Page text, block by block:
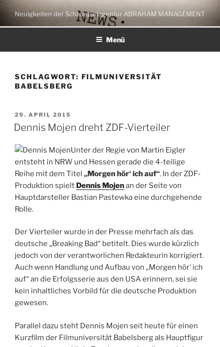
Zum
Inhalt
springen
Neuigkeiten der Schauspielagentur ABRAHAM MANAGEMENT
Menü
SCHLAGWORT: FILMUNIVERSITÄT
BABELSBERG
VERÖFFENTLICHT
AM
29. APRIL 2015
Dennis Mojen dreht ZDF-Vierteiler
Unter der Regie von Martin Eigler
entsteht in NRW und Hessen gerade die 4-teilige
Reihe mit dem Titel „Morgen hör‘ ich auf“. In der ZDF-
Produktion spielt Dennis Mojenan der Seite von
Hauptdarsteller Bastian Pastewka eine durchgehende
Rolle.
Der Vierteiler wurde in der Presse mehrfach als das
deutsche „Breaking Bad“ betitelt. Dies wurde kürzlich
jedoch von der verantworlichen Redakteurin korrigiert.
Auch wenn Handlung und Aufbau von „Morgen hör‘ ich
auf“ an die Erfolgsserie aus den USA erinnern, sei sie
kein inhaltliches Vorbild für die deutsche Produktion
gewesen.
Parallel dazu steht Dennis Mojen seit heute für einen
Kurzfilm der Filmuniversität Babelsberg als Hauptfigur